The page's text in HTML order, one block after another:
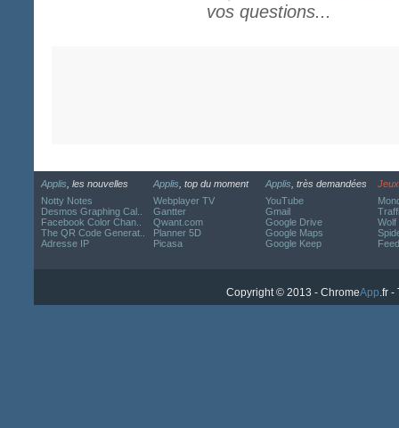
vos questions...
Applis , les nouvelles
Notty Notes
Desmos Graphing Cal..
Facebook Color Chan..
The QR Code Generat..
Adresse IP
Applis , top du moment
Webplayer TV
Gantter
Qwant.com
Planner 5D
Picasa
Applis , très demandées
YouTube
Gmail
Google Drive
Google Maps
Google Keep
Jeux
Wolf
Copyright © 2013 - ChromeApp.fr -